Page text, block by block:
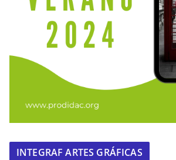
INTEGRAF ARTES GRÁFICAS